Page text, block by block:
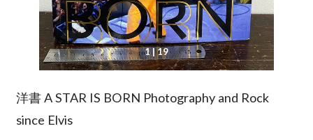
1| 19
洋書 A STAR IS BORN Photography and Rock
since Elvis